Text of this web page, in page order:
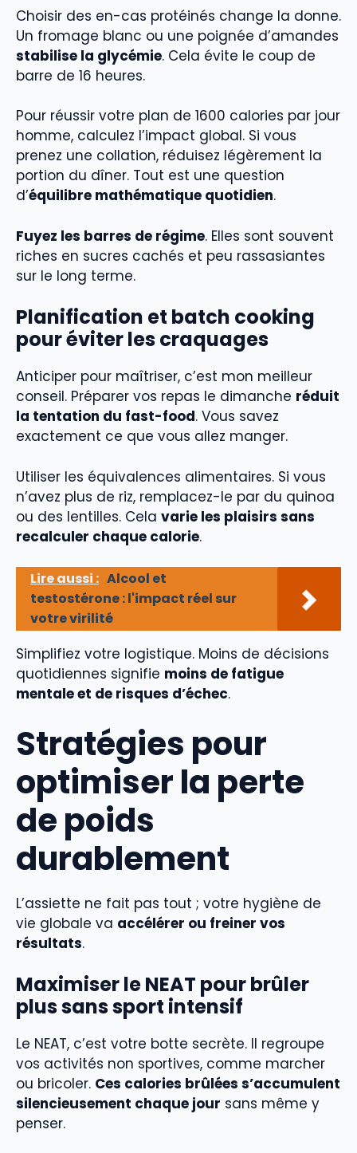
Choisir des en-cas protéinés change la donne.
Un fromage blanc ou une poignée d’amandes
stabilise la glycémie. Cela évite le coup de
barre de 16 heures.
Pour réussir votre plan de 1600 calories par jour
homme, calculez l’impact global. Si vous
prenez une collation, réduisez légèrement la
portion du dîner. Tout est une question
d’équilibre mathématique quotidien.
Fuyez les barres de régime. Elles sont souvent
riches en sucres cachés et peu rassasiantes
sur le long terme.
Planification et batch cooking
pour éviter les craquages
Anticiper pour maîtriser, c’est mon meilleur
conseil. Préparer vos repas le dimanche réduit
la tentation du fast-food. Vous savez
exactement ce que vous allez manger.
Utiliser les équivalences alimentaires. Si vous
n’avez plus de riz, remplacez-le par du quinoa
ou des lentilles. Cela varie les plaisirs sans
recalculer chaque calorie.
Lire aussi : Alcool et
testostérone : l'impact réel sur
votre virilité
Simplifiez votre logistique. Moins de décisions
quotidiennes signifie moins de fatigue
mentale et de risques d’échec.
Stratégies pour
optimiser la perte
de poids
durablement
L’assiette ne fait pas tout ; votre hygiène de
vie globale va accélérer ou freiner vos
résultats.
Maximiser le NEAT pour brûler
plus sans sport intensif
Le NEAT, c’est votre botte secrète. Il regroupe
vos activités non sportives, comme marcher
ou bricoler. Ces calories brûlées s’accumulent
silencieusement chaque jour sans même y
penser.